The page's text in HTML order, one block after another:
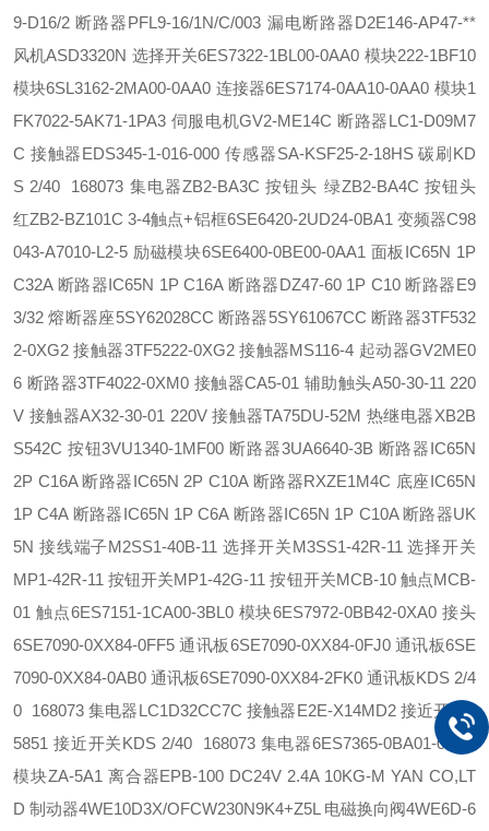
9-D16/2 断路器PFL9-16/1N/C/003 漏电断路器D2E146-AP47-**
风机ASD3320N 选择开关6ES7322-1BL00-0AA0 模块222-1BF10
模块6SL3162-2MA00-0AA0 连接器6ES7174-0AA10-0AA0 模块1
FK7022-5AK71-1PA3 伺服电机GV2-ME14C 断路器LC1-D09M7
C 接触器EDS345-1-016-000 传感器SA-KSF25-2-18HS 碳刷 KD
S 2/40 168073 集电器ZB2-BA3C 按钮头 绿ZB2-BA4C 按钮头
红ZB2-BZ101C 3-4触点+铝框6SE6420-2UD24-0BA1 变频器C98
043-A7010-L2-5 励磁模块6SE6400-0BE00-0AA1 面板 IC65N 1P
C32A 断路器IC65N 1P C16A 断路器DZ47-60 1P C10 断路器E9
3/32 熔断器座5SY62028CC 断路器5SY61067CC 断路器3TF532
2-0XG2 接触器3TF5222-0XG2 接触器MS116-4 起动器GV2ME0
6 断路器3TF4022-0XM0 接触器CA5-01 辅助触头A50-30-11 220
V 接触器AX32-30-01 220V 接触器TA75DU-52M 热继电器XB2B
S542C 按钮3VU1340-1MF00 断路器3UA6640-3B 断路器IC65N
2P C16A 断路器IC65N 2P C10A 断路器RXZE1M4C 底座IC65N
1P C4A 断路器IC65N 1P C6A 断路器IC65N 1P C10A 断路器UK
5N 接线端子M2SS1-40B-11 选择开关M3SS1-42R-11 选择开关
MP1-42R-11 按钮开关MP1-42G-11 按钮开关MCB-10 触点MCB-
01 触点6ES7151-1CA00-3BL0 模块6ES7972-0BB42-0XA0 接头
6SE7090-0XX84-0FF5 通讯板6SE7090-0XX84-0FJ0 通讯板6SE
7090-0XX84-0AB0 通讯板6SE7090-0XX84-2FK0 通讯板KDS 2/4
0 168073 集电器LC1D32CC7C 接触器E2E-X14MD2 接近开关II
5851 接近开关KDS 2/40 168073 集电器6ES7365-0BA01-0AA0
模块ZA-5A1 离合器EPB-100 DC24V 2.4A 10KG-M YAN CO,LT
D 制动器4WE10D3X/OFCW230N9K4+Z5L 电磁换向阀4WE6D-6